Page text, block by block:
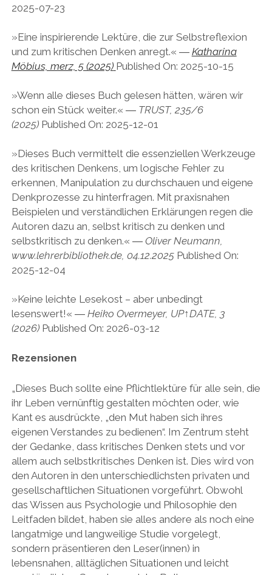
2025-07-23
»Eine inspirierende Lektüre, die zur Selbstreflexion
und zum kritischen Denken anregt.« ― Katharina
Möbius, merz, 5 (2025) Published On: 2025-10-15
»Wenn alle dieses Buch gelesen hätten, wären wir
schon ein Stück weiter.« ― TRUST, 235/6
(2025)Published On: 2025-12-01
»Dieses Buch vermittelt die essenziellen Werkzeuge
des kritischen Denkens, um logische Fehler zu
erkennen, Manipulation zu durchschauen und eigene
Denkprozesse zu hinterfragen. Mit praxisnahen
Beispielen und verständlichen Erklärungen regen die
Autoren dazu an, selbst kritisch zu denken und
selbstkritisch zu denken.« ― Oliver Neumann,
www.lehrerbibliothek.de, 04.12.2025Published On:
2025-12-04
»Keine leichte Lesekost – aber unbedingt
lesenswert!« ― Heiko Overmeyer, UP↑DATE, 3
(2026)Published On: 2026-03-12
Rezensionen
„Dieses Buch sollte eine Pflichtlektüre für alle sein, die
ihr Leben vernünftig gestalten möchten oder, wie
Kant es ausdrückte, „den Mut haben sich ihres
eigenen Verstandes zu bedienen“. Im Zentrum steht
der Gedanke, dass kritisches Denken stets und vor
allem auch selbstkritisches Denken ist. Dies wird von
den Autoren in den unterschiedlichsten privaten und
gesellschaftlichen Situationen vorgeführt. Obwohl
das Wissen aus Psychologie und Philosophie den
Leitfaden bildet, haben sie alles andere als noch eine
langatmige und langweilige Studie vorgelegt,
sondern präsentieren den Leser(innen) in
lebensnahen, alltäglichen Situationen und leicht